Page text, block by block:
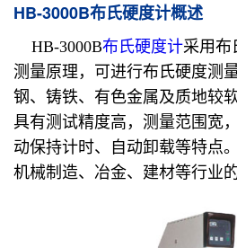
HB-3000B布氏硬度计概述
HB-3000B布氏硬度计采用布
测量原理，可进行布氏硬度测
钢、铸铁、有色金属及质地较
具有测试精度高，测量范围宽
动保持计时、自动卸载等特点
机械制造、冶金、建材等行业